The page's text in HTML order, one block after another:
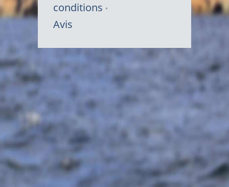
conditions
Avis
Symbole
Canada